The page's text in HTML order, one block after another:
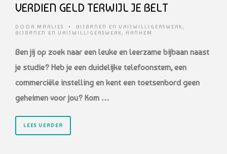
VERDIEN GELD TERWIJL JE BELT
DOOR MARLIES • BIJBANEN EN VRIJWILLIGERSWERK,
BIJBANEN EN VRIJWILLIGERSWERK, ARNHEM
Ben jij op zoek naar een leuke en leerzame bijbaan naast
je studie? Heb je een duidelijke telefoonstem, een
commerciële instelling en kent een toetsenbord geen
geheimen voor jou? Kom …
LEES VERDER